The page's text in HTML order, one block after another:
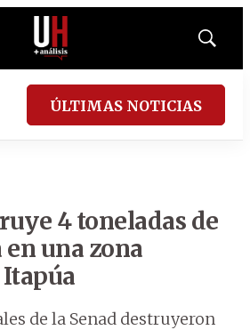
Mostrar
ÚLTIMAS NOTICIAS
4 toneladas de
una zona
Itapúa
de la Senad destruyeron